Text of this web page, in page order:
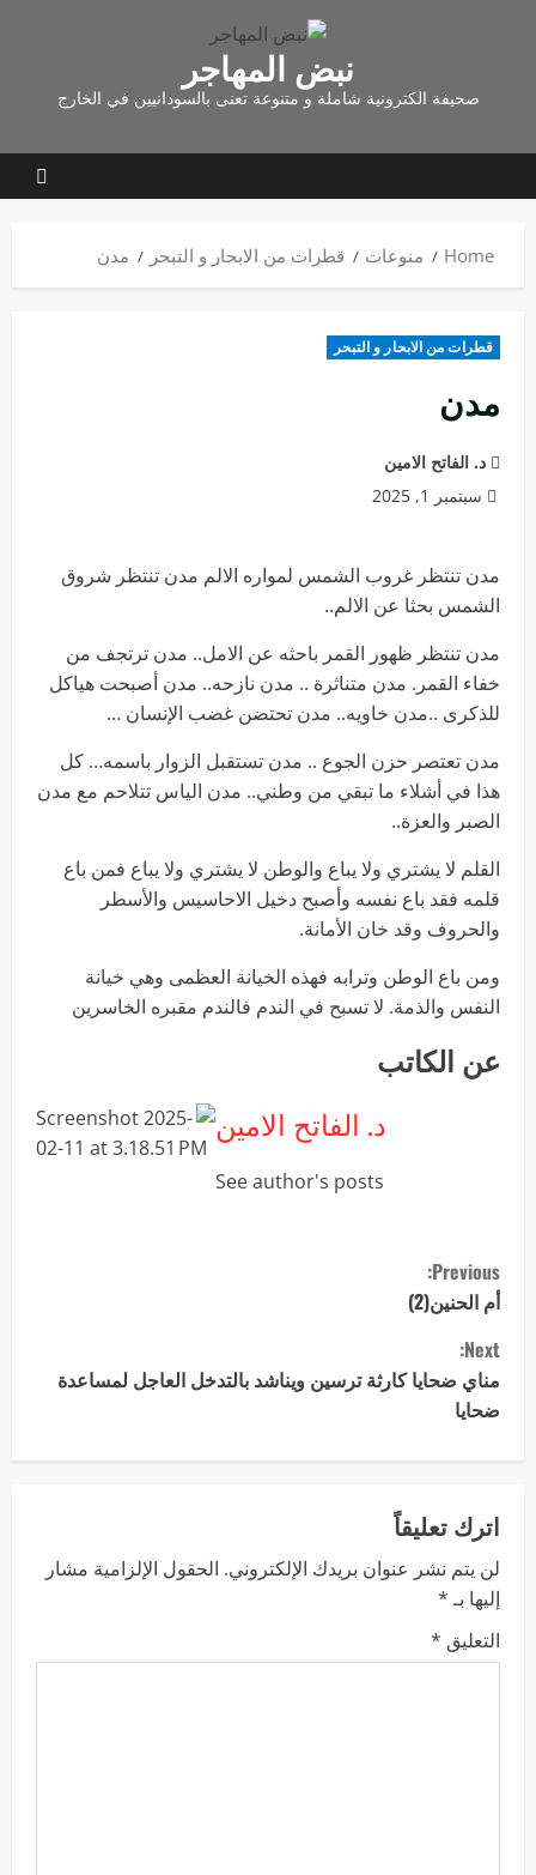
نبض المهاجر
صحيفة الكترونية شاملة و متنوعة تعنى بالسودانيين في الخارج
Home منوعات قطرات من الابحار و التبحر مدن
قطرات من الابحار و التبحر
مدن
د. الفاتح الامين
سبتمبر 1, 2025
مدن تنتظر غروب الشمس لمواره الالم مدن تنتظر شروق
الشمس بحثا عن الالم..
مدن تنتظر ظهور القمر باحثه عن الامل.. مدن ترتجف من
خفاء القمر. مدن متناثرة .. مدن نازحه.. مدن أصبحت هياكل
للذكرى ..مدن خاويه.. مدن تحتضن غضب الإنسان …
مدن تعتصر حزن الجوع .. مدن تستقبل الزوار باسمه… كل
هذا في أشلاء ما تبقي من وطني.. مدن الياس تتلاحم مع مدن
الصبر والعزة..
القلم لا يشتري ولا يباع والوطن لا يشتري ولا يباع فمن باع
قلمه فقد باع نفسه وأصبح دخيل الاحاسيس والأسطر
والحروف وقد خان الأمانة.
ومن باع الوطن وترابه فهذه الخيانة العظمى وهي خيانة
النفس والذمة. لا تسبح في الندم فالندم مقبره الخاسرين
عن الكاتب
د. الفاتح الامين
See author's posts
Previous:
أم الحنين(2)
Next:
مناي ضحايا كارثة ترسين ويناشد بالتدخل العاجل لمساعدة
ضحايا
اترك تعليقاً
لن يتم نشر عنوان بريدك الإلكتروني. الحقول الإلزامية مشار
إليها بـ*
التعليق *